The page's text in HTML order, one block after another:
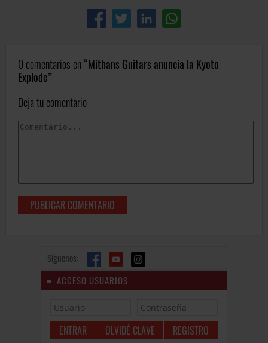
0 comentarios en Mithans Guitars anuncia la Kyoto
Explode
Deja tu comentario
Síguenos:
ACCESO USUARIOS
OLVIDÉ CLAVE REGISTRO